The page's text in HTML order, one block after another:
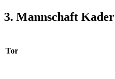
3. Mannschaft Kader
Tor